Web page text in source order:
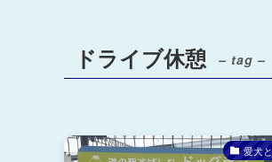
ドライブ休憩 – tag –
愛犬